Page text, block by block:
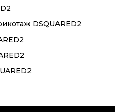
DSQUARED2